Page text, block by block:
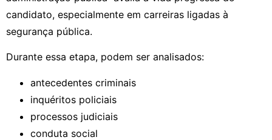
candidato, especialmente em carreiras ligadas à
segurança pública.
Durante essa etapa, podem ser analisados:
antecedentes criminais
inquéritos policiais
processos judiciais
conduta social